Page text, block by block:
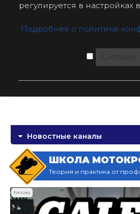
регулируется в настройках
Подробнее о политике
Согласен
Новостные каналы
ШКОЛА
Теория и практика от
Реклама